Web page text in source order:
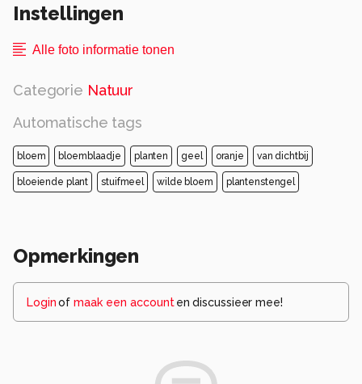
Instellingen
Alle foto informatie tonen
Categorie Natuur
Automatische tags
bloem bloemblaadje planten geel oranje van dichtbij
bloeiende plant stuifmeel wilde bloem plantenstengel
Opmerkingen
Loginof maak een account en discussieer mee!